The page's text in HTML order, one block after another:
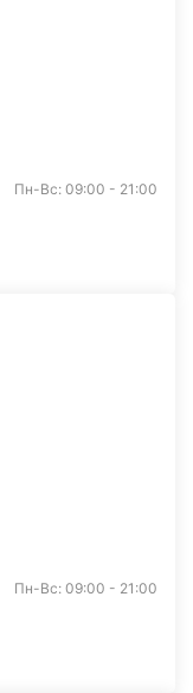
Пн-Вс: 09:00 - 21:00
Пн-Вс: 09:00 - 21:00